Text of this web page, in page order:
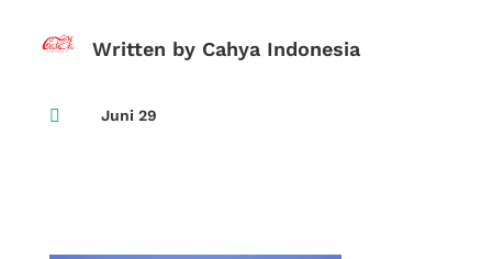
Written by Cahya Indonesia
 Juni 29